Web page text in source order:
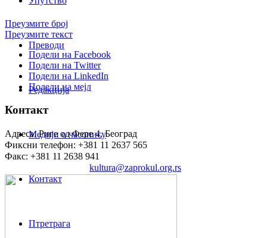
Преводи
Редакција
Медији о часопису
Контакт
Птретрага
Преузмите број
Преузмите текст
Подели на Facebook
Подели на Twitter
Подели на LinkedIn
Подели на мејл
Контакт
Адреса: Риге од Фере 4, Београд
Фиксни телефон: +381 11 2637 565
Факс: +381 11 2638 941
kultura@zaprokul.org.rs